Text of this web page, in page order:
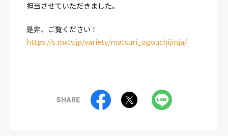
担当させていただきました。
是非、ご覧ください！
https://s.mxtv.jp/variety/matsuri_ogouchijinja/
SHARE